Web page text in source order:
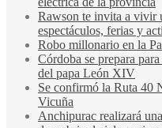
Rawson te invita a vivir
espectáculos, ferias y
Robo millonario en la
Córdoba se prepara
del papa León XIV
Se confirmó la Ruta 40
Vicuña
Anchipurac realizará